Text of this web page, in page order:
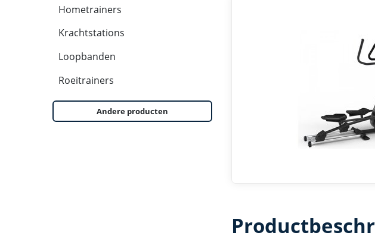
Hometrainers
Krachtstations
Loopbanden
Roeitrainers
Andere producten